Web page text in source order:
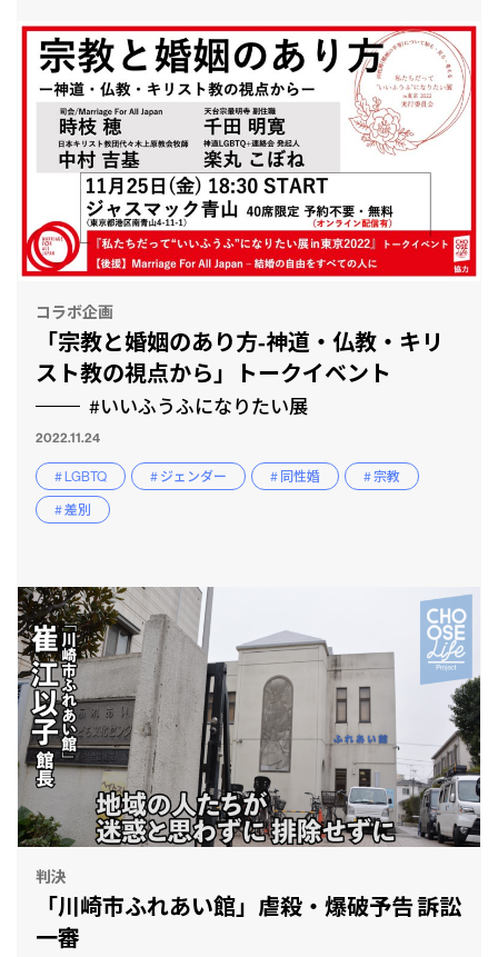
とも
コラボ企画
「宗教と婚姻のあり方-神道・仏教・キリ
スト教の視点から」トークイベント
#いいふうふになりたい展
2022.11.24
# LGBTQ # ジェンダー # 同性婚
# 宗教
# 差別
判決
「川崎市ふれあい館」虐殺・爆破予告 訴訟
一審